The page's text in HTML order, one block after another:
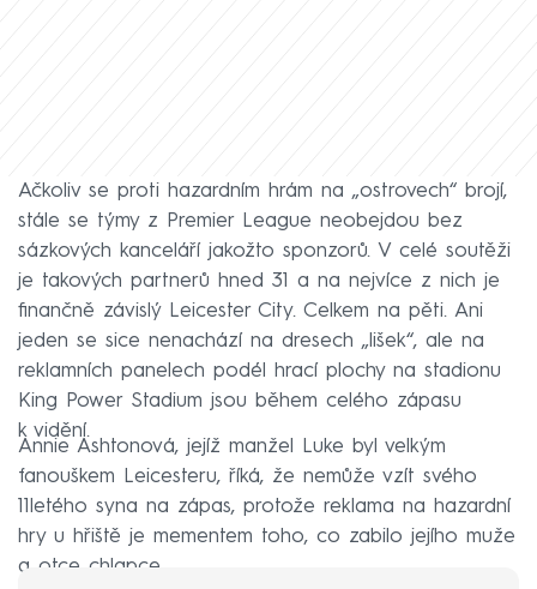
Ačkoliv se proti hazardním hrám na „ostrovech“ brojí,
stále se týmy z Premier League neobejdou bez
sázkových kanceláří jakožto sponzorů. V celé soutěži
je takových partnerů hned 31 a na nejvíce z nich je
finančně závislý Leicester City. Celkem na pěti. Ani
jeden se sice nenachází na dresech „lišek“, ale na
reklamních panelech podél hrací plochy na stadionu
King Power Stadium jsou během celého zápasu
k vidění.
Annie Ashtonová, jejíž manžel Luke byl velkým
fanouškem Leicesteru, říká, že nemůže vzít svého
11letého syna na zápas, protože reklama na hazardní
hry u hřiště je mementem toho, co zabilo jejího muže
a otce chlapce.